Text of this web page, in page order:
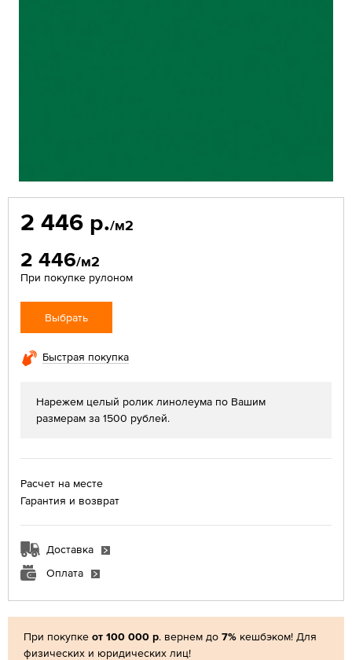
При покупке от 100 000 р. вернем до 7% кешбэком! Для
физических и юридических лиц!
2 446 р./м2
2 446/м2
При покупке рулоном
Выбрать
Быстрая покупка
Нарежем целый ролик линолеума по Вашим
размерам за 1500 рублей.
Расчет на месте
Гарантия и возврат
Доставка
Оплата